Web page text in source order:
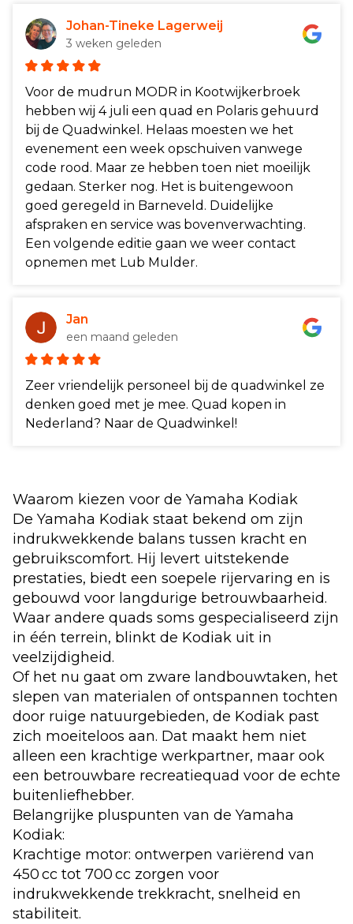
Johan-Tineke Lagerweij
3 weken geleden
Voor de mudrun MODR in Kootwijkerbroek
hebben wij 4 juli een quad en Polaris gehuurd
bij de Quadwinkel. Helaas moesten we het
evenement een week opschuiven vanwege
code rood. Maar ze hebben toen niet moeilijk
gedaan. Sterker nog. Het is buitengewoon
goed geregeld in Barneveld. Duidelijke
afspraken en service was bovenverwachting.
Een volgende editie gaan we weer contact
opnemen met Lub Mulder.
Jan
een maand geleden
Zeer vriendelijk personeel bij de quadwinkel ze
denken goed met je mee. Quad kopen in
Nederland? Naar de Quadwinkel!
Waarom kiezen voor de Yamaha Kodiak
De Yamaha Kodiak staat bekend om zijn
indrukwekkende balans tussen kracht en
gebruikscomfort. Hij levert uitstekende
prestaties, biedt een soepele rijervaring en is
gebouwd voor langdurige betrouwbaarheid.
Waar andere quads soms gespecialiseerd zijn
in één terrein, blinkt de Kodiak uit in
veelzijdigheid.
Of het nu gaat om zware landbouwtaken, het
slepen van materialen of ontspannen tochten
door ruige natuurgebieden, de Kodiak past
zich moeiteloos aan. Dat maakt hem niet
alleen een krachtige werkpartner, maar ook
een betrouwbare recreatiequad voor de echte
buitenliefhebber.
Belangrijke pluspunten van de Yamaha
Kodiak:
Krachtige motor: ontwerpen variërend van
450 cc tot 700 cc zorgen voor
indrukwekkende trekkracht, snelheid en
stabiliteit.